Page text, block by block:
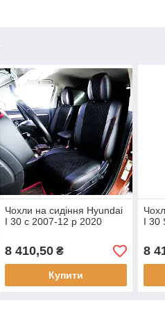
Чохли на сидіння Hyundai
I 30 c 2007-12 р 2020
8 410,50₴
Купити
I 30
8